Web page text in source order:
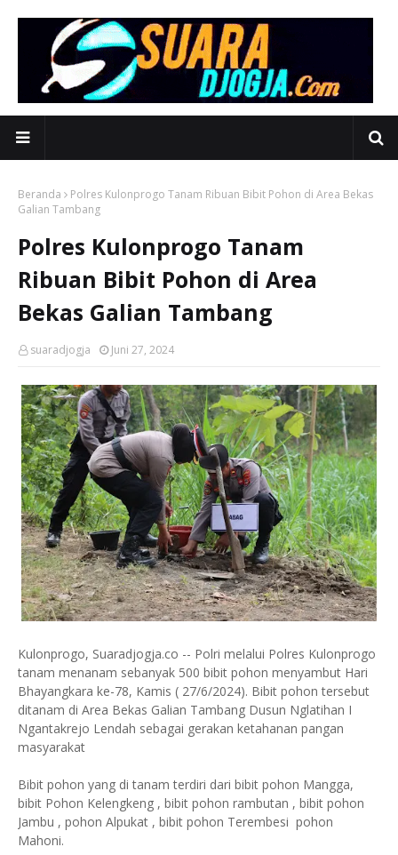
Beranda
Polres Kulonprogo Tanam Ribuan Bibit Pohon di Area Bekas
Galian Tambang
Polres Kulonprogo Tanam
Ribuan Bibit Pohon di Area
Bekas Galian Tambang
suaradjogja Juni 27, 2024
Kulonprogo, Suaradjogja.co -- Polri melalui Polres Kulonprogo
tanam menanam sebanyak 500 bibit pohon menyambut Hari
Bhayangkara ke-78, Kamis ( 27/6/2024). Bibit pohon tersebut
ditanam di Area Bekas Galian Tambang Dusun Nglatihan I
Ngantakrejo Lendah sebagai gerakan ketahanan pangan
masyarakat
Bibit pohon yang di tanam terdiri dari bibit pohon Mangga,
bibit Pohon Kelengkeng , bibit pohon rambutan , bibit pohon
Jambu , pohon Alpukat , bibit pohon Terembesi pohon
Mahoni.